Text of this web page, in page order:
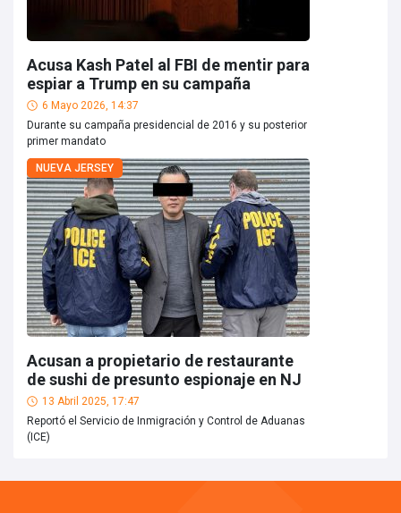
Acusa Kash Patel al FBI de mentir para
espiar a Trump en su campaña
6 Mayo 2026, 14:37
Durante su campaña presidencial de 2016 y su posterior
primer mandato
NUEVA JERSEY
Acusan a propietario de restaurante
de sushi de presunto espionaje en NJ
13 Abril 2025, 17:47
Reportó el Servicio de Inmigración y Control de Aduanas
(ICE)